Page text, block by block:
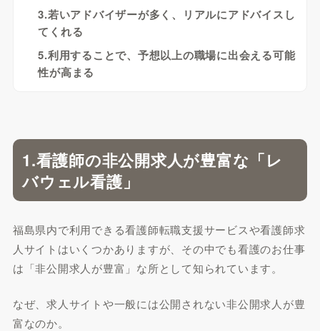
3.若いアドバイザーが多く、リアルにアドバイスし
てくれる
5.利用することで、予想以上の職場に出会える可能
性が高まる
1.看護師の非公開求人が豊富な「レ
バウェル看護」
福島県内で利用できる看護師転職支援サービスや看護師求
人サイトはいくつかありますが、その中でも看護のお仕事
は「非公開求人が豊富」な所として知られています。
なぜ、求人サイトや一般には公開されない非公開求人が豊
富なのか。